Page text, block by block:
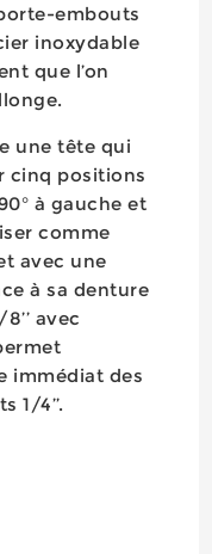
embouts
inoxydable
que l’on
une tête qui
cinq positions
à gauche et
comme
avec une
à sa denture
avec
immédiat des
1/4’’.